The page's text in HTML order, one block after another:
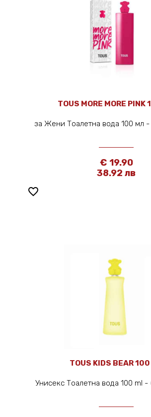
favorite_border
TOUS MORE MORE PINK
за Жени Тоалетна вода 100 мл -
€ 19.90
38.92 лв
TOUS KIDS BEAR
Унисекс Тоалетна вода 100 ml -